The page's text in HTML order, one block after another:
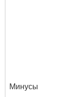
Минусы